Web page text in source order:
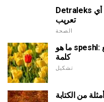
Detraleks العلاج - علاج فعال الدوالي في أي
تعريب
الصحة
ما هو speshl: ترجمة والتعبير الأكثر المعروفة مع
كلمة
تشكيل
من الكتابة